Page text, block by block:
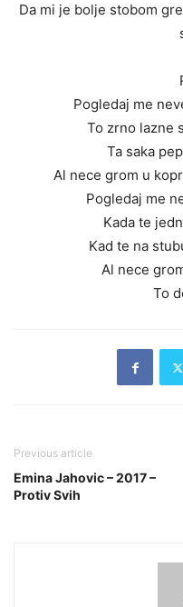
Da mi je bolje stobom
Pogledaj me
To zrno lazne
Ta saka
Al nece grom u
Pogledaj me
Kada te
Kad te na
Al nece
To
Previous article
Emina Jahovic – 2017 –
Protiv Svih